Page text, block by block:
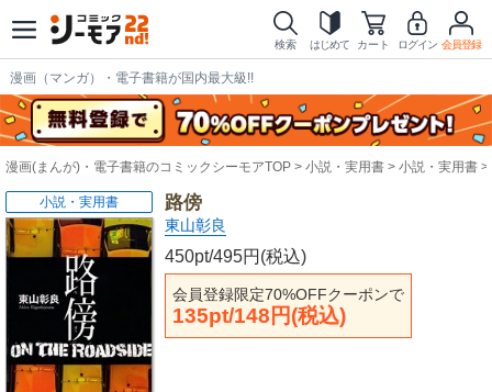
検索 はじめて カート ログイン 会員登録
漫画（マンガ）・電子書籍が国内最大級!!
漫画(まんが)・電子書籍のコミックシーモアTOP 小説・実用書 小説・実用書
路傍
東山彰良
450pt/495円(税込)
会員登録限定70%OFFクーポンで
135pt/148円(税込)
小説・実用書